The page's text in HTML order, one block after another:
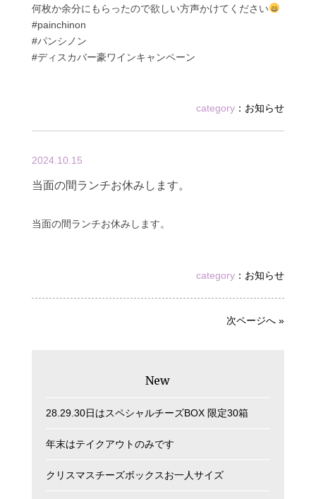
何枚か余分にもらったので欲しい方声かけてください
#painchinon
#パンシノン
#ディスカバー豪ワインキャンペーン
category ： お知らせ
2024.10.15
当面の間ランチお休みします。
当面の間ランチお休みします。
category ： お知らせ
次ページへ »
New
28.29.30日はスペシャルチーズBOX 限定30箱
年末はテイクアウトのみです
クリスマスチーズボックスお一人サイズ